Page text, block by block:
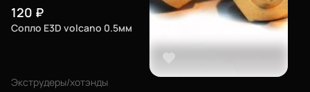
120 ₽
Сопло E3D volcano 0.5мм
Экструдеры/хотэнды